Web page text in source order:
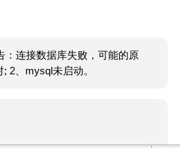
：连接数据库失败，可能的原
2、mysql未启动。